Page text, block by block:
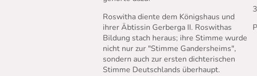
Roswitha diente dem Königshaus und
ihrer Äbtissin Gerberga II. Roswithas
Bildung stach heraus; ihre Stimme wurde
nicht nur zur "Stimme Gandersheims",
sondern auch zur ersten dichterischen
Stimme Deutschlands überhaupt.